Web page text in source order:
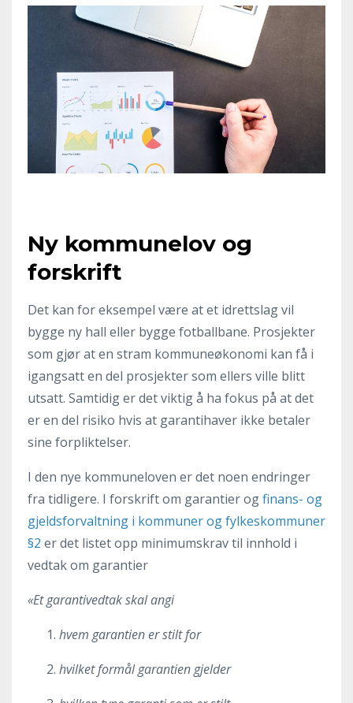
Ny kommunelov og
forskrift
Det kan for eksempel være at et idrettslag vil
bygge ny hall eller bygge fotballbane. Prosjekter
som gjør at en stram kommuneøkonomi kan få i
igangsatt en del prosjekter som ellers ville blitt
utsatt. Samtidig er det viktig å ha fokus på at det
er en del risiko hvis at garantihaver ikke betaler
sine forpliktelser.
I den nye kommuneloven er det noen endringer
fra tidligere. I forskrift om garantier ogfinans- og
gjeldsforvaltning i kommuner og fylkeskommuner
§2 er det listet opp minimumskrav til innhold i
vedtak om garantier
«Et garantivedtak skal angi
hvem garantien er stilt for
hvilket formål garantien gjelder